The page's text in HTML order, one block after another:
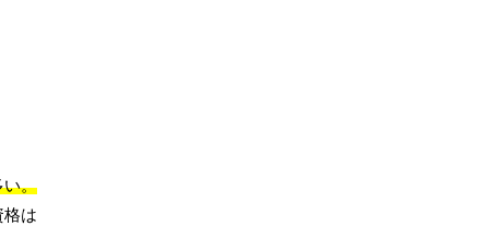
い。
格は